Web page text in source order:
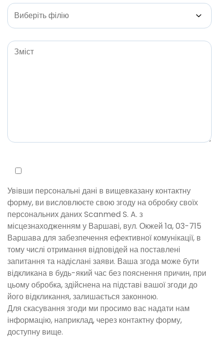
Увівши персональні дані в вищевказану контактну
форму, ви висловлюєте свою згоду на обробку своїх
персональних даних Scanmed S. A. з
місцезнаходженням у Варшаві, вул. Окжей 1a, 03-715
Варшава для забезпечення ефективної комунікації, в
тому числі отримання відповідей на поставлені
запитання та надіслані заяви. Ваша згода може бути
відкликана в будь-який час без пояснення причин, при
цьому обробка, здійснена на підставі вашої згоди до
його відкликання, залишається законною.
Для скасування згоди ми просимо вас надати нам
інформацію, наприклад, через контактну форму,
доступну вище.